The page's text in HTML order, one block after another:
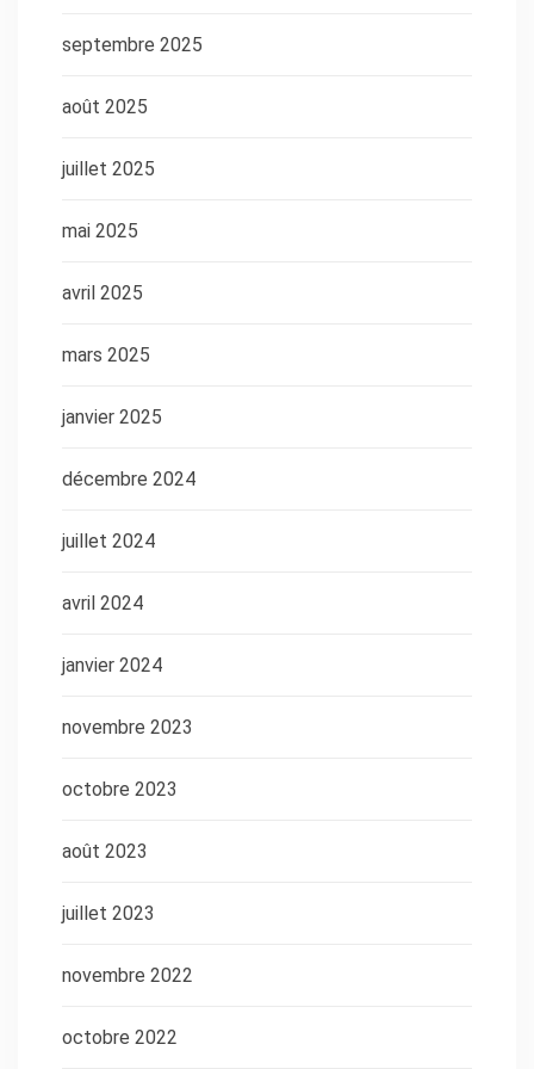
septembre 2025
août 2025
juillet 2025
mai 2025
avril 2025
mars 2025
janvier 2025
décembre 2024
juillet 2024
avril 2024
janvier 2024
novembre 2023
octobre 2023
août 2023
juillet 2023
novembre 2022
octobre 2022